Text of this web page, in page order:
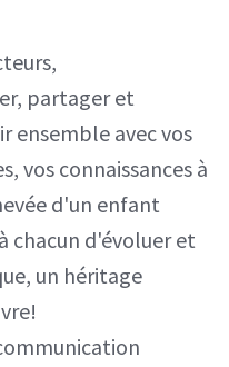
partager et
ensemble avec vos
vos connaissances à
d'un enfant
d'évoluer et
un héritage